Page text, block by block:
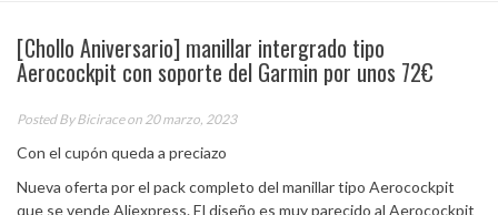
[Chollo Aniversario] manillar intergrado tipo
Aerocockpit con soporte del Garmin por unos 72€
Posted ByBiciraceon 20 marzo, 2023
Con el cupón queda a preciazo
Nueva oferta por el pack completo del manillar tipo Aerocockpit
que se vende Aliexpress. El diseño es muy parecido al Aerocockpit